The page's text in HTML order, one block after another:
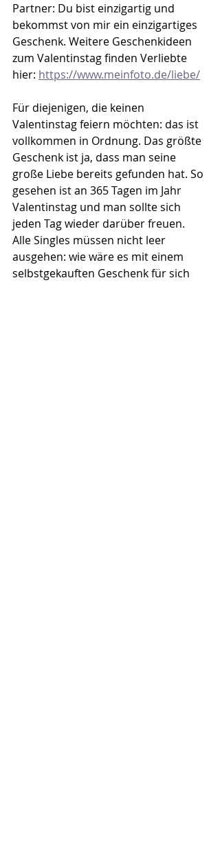
Partner: Du bist einzigartig und
bekommst von mir ein einzigartiges
Geschenk. Weitere Geschenkideen
zum Valentinstag finden Verliebte
hier: https://www.meinfoto.de/liebe/
Für diejenigen, die keinen
Valentinstag feiern möchten: das ist
vollkommen in Ordnung. Das größte
Geschenk ist ja, dass man seine
große Liebe bereits gefunden hat. So
gesehen ist an 365 Tagen im Jahr
Valentinstag und man sollte sich
jeden Tag wieder darüber freuen.
Alle Singles müssen nicht leer
ausgehen: wie wäre es mit einem
selbstgekauften Geschenk für sich